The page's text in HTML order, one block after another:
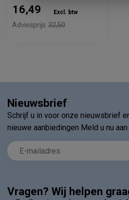
16,49 Excl. btw
Adviesprijs 32,50
Vragen? Wij helpen
Nieuwsbrief
Schrijf u in voor onze nieuwsbrief
nieuwe aanbiedingen Meld u nu